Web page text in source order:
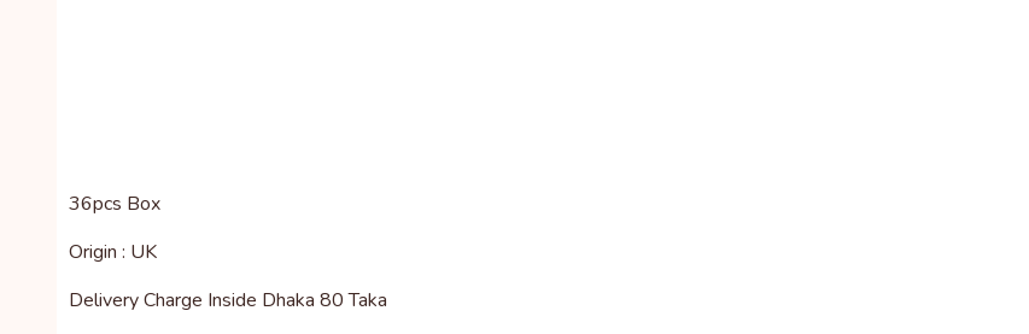
36pcs Box
Origin : UK
Delivery Charge Inside Dhaka 80 Taka